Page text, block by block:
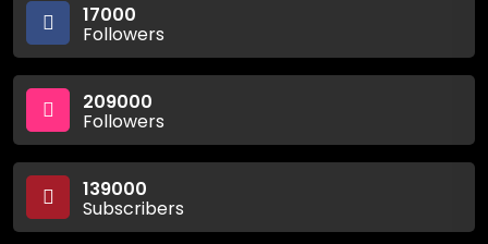
17000
Followers
209000
Followers
139000
Subscribers